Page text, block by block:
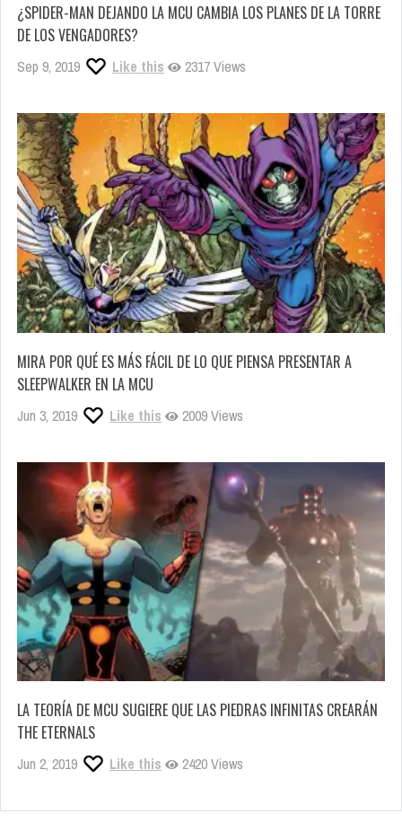
¿SPIDER-MAN DEJANDO LA MCU CAMBIA LOS PLANES DE LA TORRE
DE LOS VENGADORES?
Sep 9, 2019 Like this 2317 Views
MIRA POR QUÉ ES MÁS FÁCIL DE LO QUE PIENSA PRESENTAR A
SLEEPWALKER EN LA MCU
Jun 3, 2019 Like this 2009 Views
LA TEORÍA DE MCU SUGIERE QUE LAS PIEDRAS INFINITAS CREARÁN
THE ETERNALS
Jun 2, 2019 Like this 2420 Views